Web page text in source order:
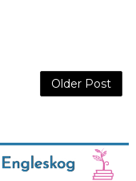
Older Post